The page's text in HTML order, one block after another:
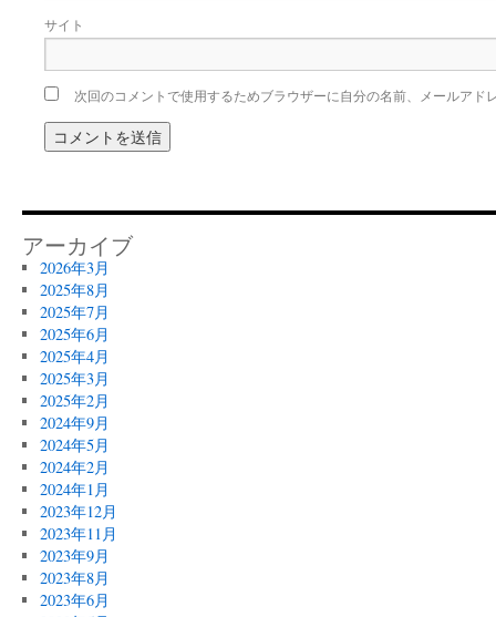
サイト
次回のコメントで使用するためブラウザーに自分の名前、メールアド
アーカイブ
2026年3月
2025年8月
2025年7月
2025年6月
2025年4月
2025年3月
2025年2月
2024年9月
2024年5月
2024年2月
2024年1月
2023年12月
2023年11月
2023年9月
2023年8月
2023年6月